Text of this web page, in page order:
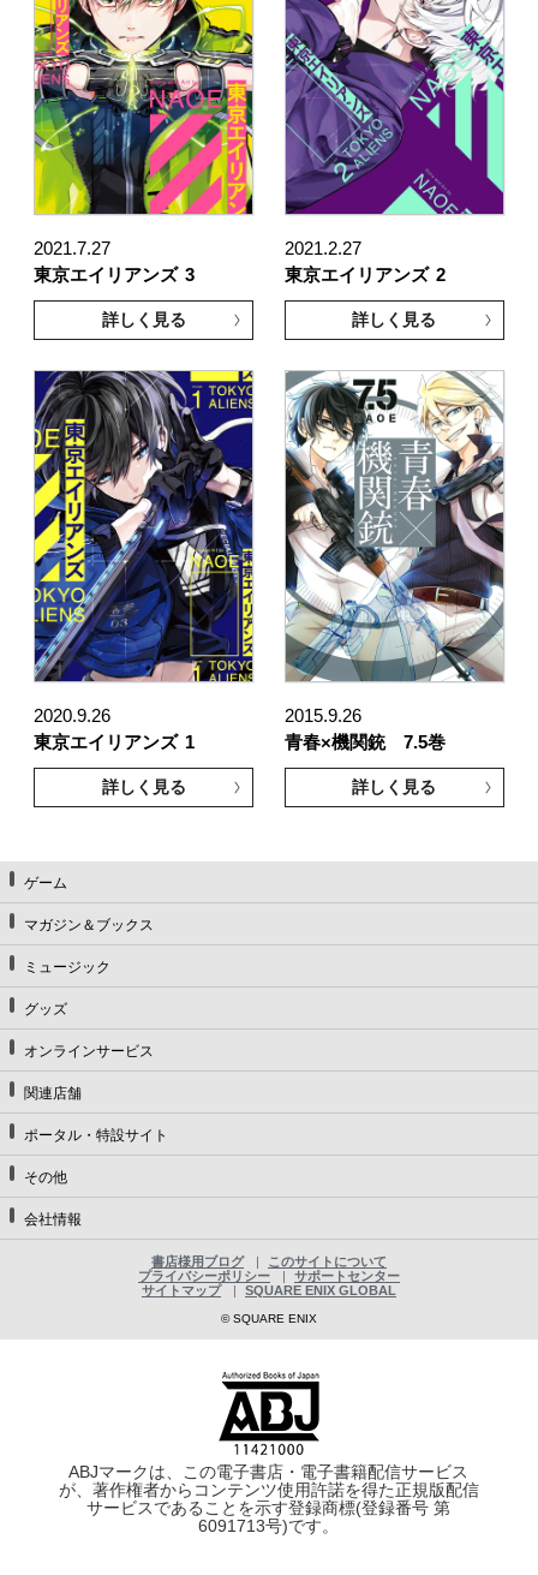
2021.7.27
東京エイリアンズ 3
詳しく見る
2021.2.27
東京エイリアンズ 2
詳しく見る
2020.9.26
東京エイリアンズ 1
詳しく見る
2015.9.26
青春×機関銃 7.5巻
詳しく見る
ゲーム
マガジン＆ブックス
ミュージック
グッズ
オンラインサービス
関連店舗
ポータル・特設サイト
その他
会社情報
書店様用ブログ
このサイトについて
プライバシーポリシー
サポートセンター
サイトマップ
SQUARE ENIX GLOBAL
© SQUARE ENIX
ABJマークは、この電子書店・電子書籍配信サービス
が、著作権者からコンテンツ使用許諾を得た正規版配信
サービスであることを示す登録商標(登録番号 第
6091713号)です。